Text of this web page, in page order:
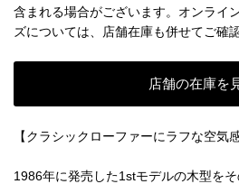
含まれる場合がございます。オンライ
ズについては、店舗在庫も併せてご確
店舗の在庫を
【クラシックローファーにラフな空気
1986年に発売した1stモデルの木型を